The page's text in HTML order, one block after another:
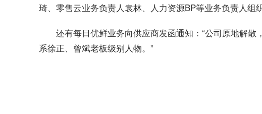
琦、零售云业务负责人袁林、人力资源BP等业务负责人组织
还有每日优鲜业务向供应商发函通知：“公司原地解
系徐正、曾斌老板级别人物。”